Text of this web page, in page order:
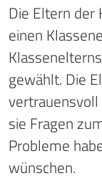
Die Eltern der
einen
gewählt. Die
sie Fragen
Probleme
wünschen.